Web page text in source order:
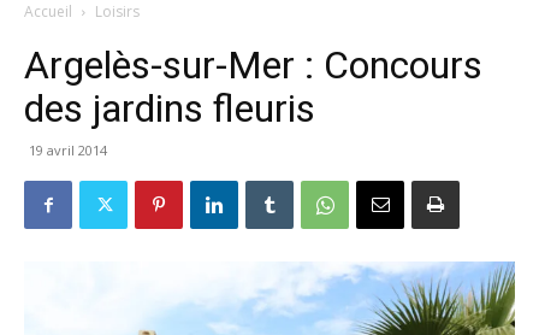
Accueil Loisirs
Argelès-sur-Mer : Concours
des jardins fleuris
19 avril 2014